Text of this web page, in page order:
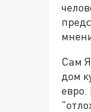
Сам
дом
евро.